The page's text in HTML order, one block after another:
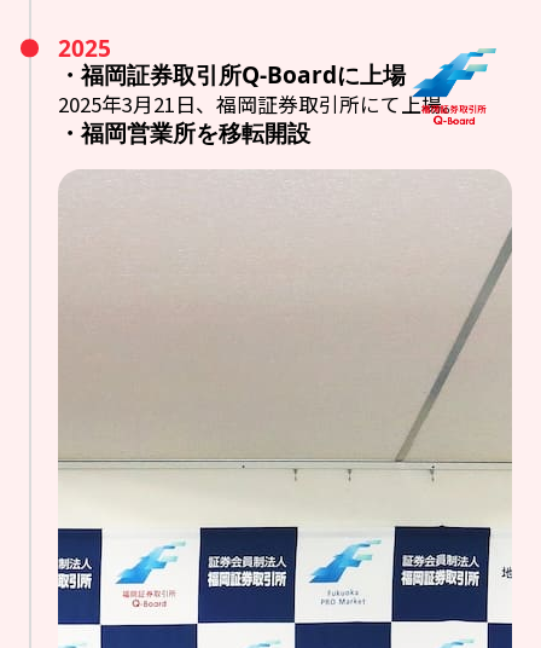
2025
・福岡証券取引所Q-Boardに上場
2025年3月21日、福岡証券取引所にて上場。
・福岡営業所を移転開設